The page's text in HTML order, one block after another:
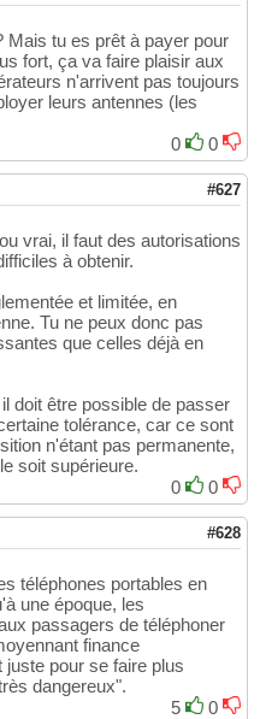
Mais tu es prêt à payer pour
fort, ça va faire plaisir aux
n'arrivent pas toujours
leurs antennes (les
0
0
#627
vrai, il faut des autorisations
à obtenir.
et limitée, en
Tu ne peux donc pas
que celles déjà en
doit être possible de passer
tolérance, car ce sont
n'étant pas permanente,
soit supérieure.
0
0
#628
téléphones portables en
une époque, les
passagers de téléphoner
finance
pour se faire plus
dangereux".
5
0